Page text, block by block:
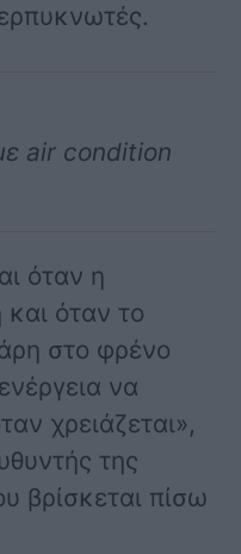
air condition
όταν η
και όταν το
στο φρένο
να
χρειάζεται»,
της
βρίσκεται πίσω